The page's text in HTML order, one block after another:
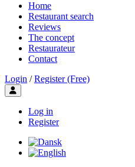
Home
Restaurant search
Reviews
The concept
Restaurateur
Contact
Login / Register (Free)
Toggle user menu
Log in
Register